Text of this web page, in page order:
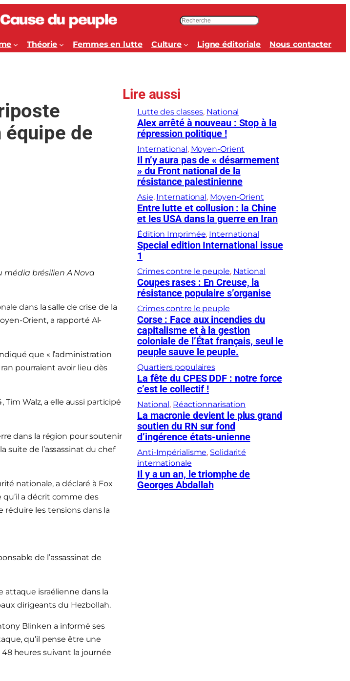
c
h
h
r
Théorie Femmes en lutte Culture Ligne éditoriale Nous contacter
équipe de
média brésilien A Nova
dans la salle de crise de la
Orient, a rapporté Al-
que « l’administration
pourraient avoir lieu dès
Walz, a elle aussi participé
dans la région pour soutenir
suite de l’assassinat du chef
nationale, a déclaré à Fox
a décrit comme des
réduire les tensions dans la
de l’assassinat de
attaque israélienne dans la
dirigeants du Hezbollah.
Blinken a informé ses
qu’il pense être une
heures suivant la journée
Lire aussi
Lutte des classes, National
Alex arrêté à nouveau : Stop à la
répression politique !
International, Moyen-Orient
Il n’y aura pas de « désarmement
» du Front national de la
résistance palestinienne
Asie, International, Moyen-Orient
Entre lutte et collusion : la Chine
et les USA dans la guerre en Iran
Édition Imprimée, International
Special edition International issue
1
Crimes contre le peuple, National
Coupes rases : En Creuse, la
résistance populaire s’organise
Crimes contre le peuple
Corse : Face aux incendies du
capitalisme et à la gestion
coloniale de l’État français, seul le
peuple sauve le peuple.
Quartiers populaires
La fête du CPES DDF : notre force
c’est le collectif !
National, Réactionnarisation
La macronie devient le plus grand
soutien du RN sur fond
d’ingérence états-unienne
Anti-Impérialisme, Solidarité
internationale
Il y a un an, le triomphe de
Georges Abdallah